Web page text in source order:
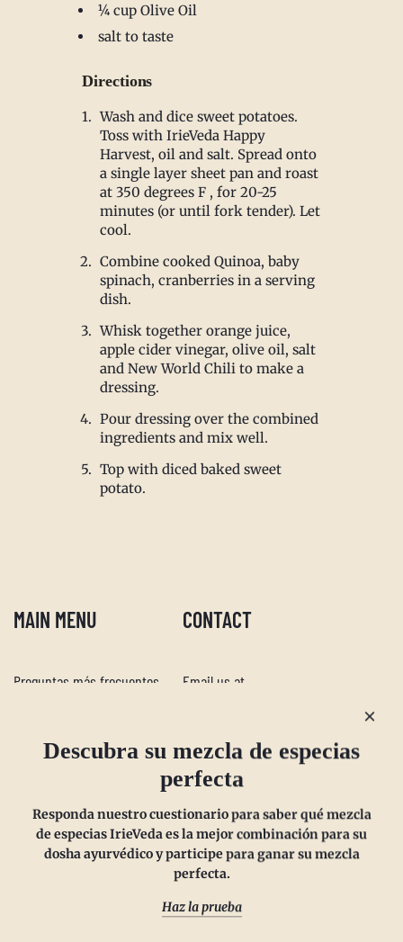
¼ cup Olive Oil
salt to taste
Directions
Wash and dice sweet potatoes.
Toss with IrieVeda Happy
Harvest, oil and salt. Spread onto
a single layer sheet pan and roast
at 350 degrees F , for 20-25
minutes (or until fork tender). Let
cool.
Combine cooked Quinoa, baby
spinach, cranberries in a serving
dish.
Whisk together orange juice,
apple cider vinegar, olive oil, salt
and New World Chili to make a
dressing.
Pour dressing over the combined
ingredients and mix well.
Top with diced baked sweet
potato.
MAIN MENU
Preguntas más frecuentes
Politica de envios
Suscríbete y ahorra
Wholesale
Contáctenos
CONTACT
Email us at
PA location:
831 Lincoln Avenue #D10
West Chester, PA 19380
Descubra su mezcla de especias
Responda nuestro cuestionario para saber qué mezcla
de especias IrieVeda es la mejor combinación para su
dosha ayurvédico y participe para ganar su mezcla
Haz la prueba